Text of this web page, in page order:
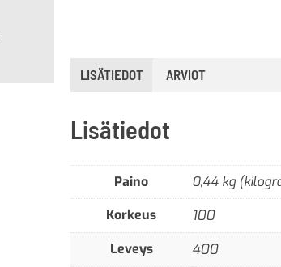
LISÄTIEDOT ARVIOT
Lisätiedot
Paino
0,44 kg
Korkeus
100
Leveys 400